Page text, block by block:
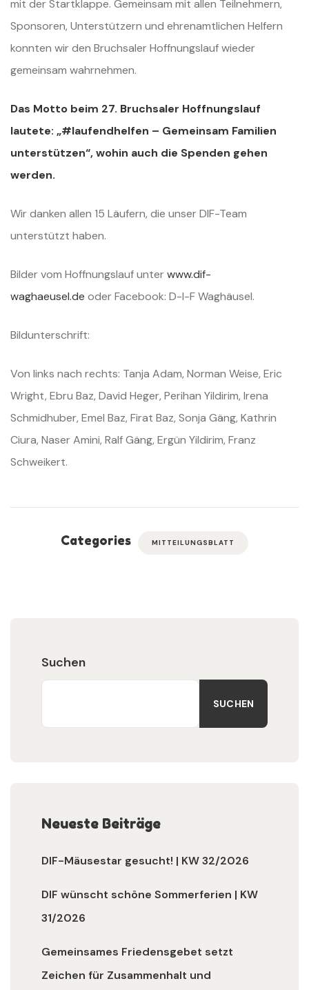
mit der Startklappe. Gemeinsam mit allen Teilnehmern,
Sponsoren, Unterstützern und ehrenamtlichen Helfern
konnten wir den Bruchsaler Hoffnungslauf wieder
gemeinsam wahrnehmen.
Das Motto beim 27. Bruchsaler Hoffnungslauf
lautete: „#laufendhelfen – Gemeinsam Familien
unterstützen“, wohin auch die Spenden gehen
werden.
Wir danken allen 15 Läufern, die unser DIF-Team
unterstützt haben.
Bilder vom Hoffnungslauf unterwww.dif-
waghaeusel.de oder Facebook: D-I-F Waghäusel.
Bildunterschrift:
Von links nach rechts: Tanja Adam, Norman Weise, Eric
Wright, Ebru Baz, David Heger, Perihan Yildirim, Irena
Schmidhuber, Emel Baz, Firat Baz, Sonja Gäng, Kathrin
Ciura, Naser Amini, Ralf Gäng, Ergün Yildirim, Franz
Schweikert.
Categories MITTEILUNGSBLATT
Suchen
SUCHEN
Neueste Beiträge
DIF-Mäusestar gesucht! | KW 32/2026
DIF wünscht schöne Sommerferien | KW
31/2026
Gemeinsames Friedensgebet setzt
Zeichen für Zusammenhalt und